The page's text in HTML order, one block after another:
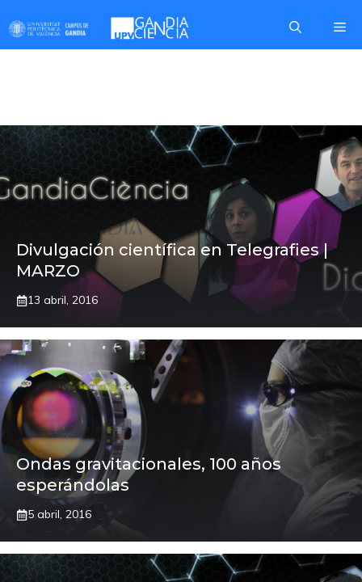
contenido
Divulgación científica en Telegrafies |
MARZO
13 abril, 2016
Ondas gravitacionales, 100 años
esperándolas
5 abril, 2016